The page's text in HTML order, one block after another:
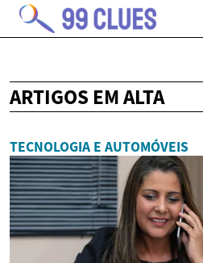
ARTIGOS EM ALTA
TECNOLOGIA E AUTOMÓVEIS